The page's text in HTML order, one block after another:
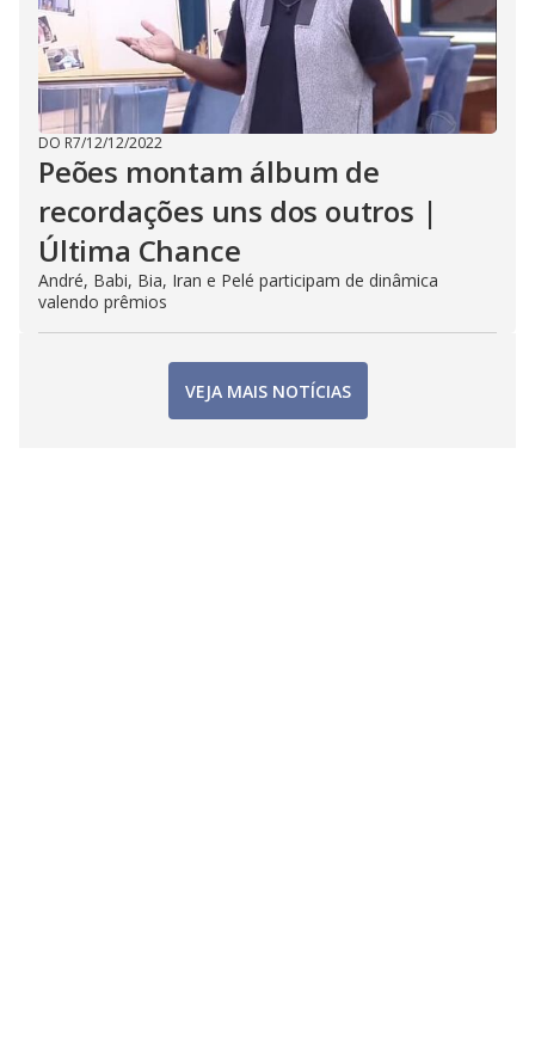
DO R7/12/12/2022
Peões montam álbum de
recordações uns dos outros |
Última Chance
André, Babi, Bia, Iran e Pelé participam de dinâmica
valendo prêmios
VEJA MAIS NOTÍCIAS